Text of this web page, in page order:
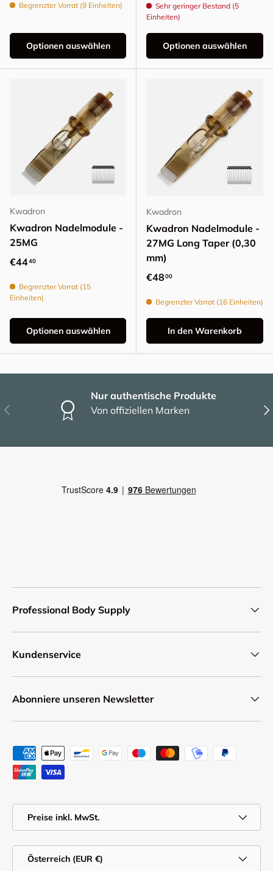
Begrenzter Vorrat (9 Einheiten)
Optionen auswählen
Sehr geringer Bestand (5
Einheiten)
Optionen auswählen
Kwadron
Kwadron Nadelmodule -
25MG
Normaler Preis
€4440
Begrenzter Vorrat (15
Einheiten)
Optionen auswählen
Kwadron
Kwadron Nadelmodule -
27MG Long Taper (0,30
mm)
Normaler Preis
€4800
Begrenzter Vorrat (16 Einheiten)
In den Warenkorb
Vorherige
Nur authentische Produkte
Von offiziellen Marken
Professional Body Supply
Kundenservice
Abonniere unseren Newsletter
Zahlungsmethoden
Preise inkl. MwSt.
Land/Region
Österreich (EUR €)